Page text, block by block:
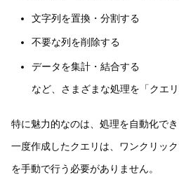
文字列を置換・分割する
不要な列を削除する
データを集計・結合する
など、さまざまな処理を「クエ
特に魅力的なのは、処理を自動化でき
一度作成したクエリは、ワンクリッ
を手動で行う必要がありません。